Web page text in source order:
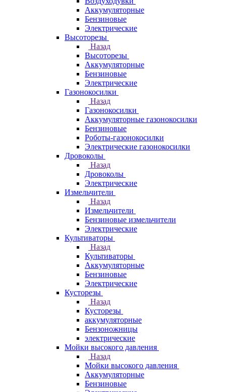
Аккумуляторные
Бензиновые
Электрические
Высоторезы
Назад
Высоторезы
Аккумуляторные
Бензиновые
Электрические
Газонокосилки
Назад
Газонокосилки
Аккумуляторные газонокосилки
Бензиновые
Роботы-газонокосилки
Электрические газонокосилки
Дровоколы
Назад
Дровоколы
Электрические
Измельчители
Назад
Измельчители
Бензиновые измельчители
Электрические
Культиваторы
Назад
Культиваторы
Аккумуляторные
Бензиновые
Электрические
Кусторезы
Назад
Кусторезы
аккумуляторные
Бензоножницы
электрические
Мойки высокого давления
Назад
Мойки высокого давления
Аккумуляторные
Бензиновые